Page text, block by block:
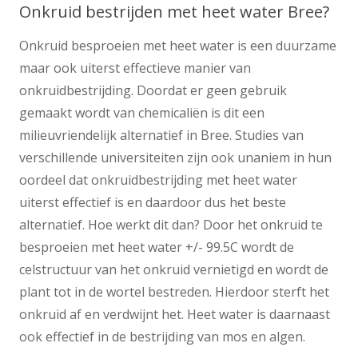
Onkruid bestrijden met heet water Bree?
Onkruid besproeien met heet water is een duurzame
maar ook uiterst effectieve manier van
onkruidbestrijding. Doordat er geen gebruik
gemaakt wordt van chemicaliën is dit een
milieuvriendelijk alternatief in Bree. Studies van
verschillende universiteiten zijn ook unaniem in hun
oordeel dat onkruidbestrijding met heet water
uiterst effectief is en daardoor dus het beste
alternatief. Hoe werkt dit dan? Door het onkruid te
besproeien met heet water +/- 99.5C wordt de
celstructuur van het onkruid vernietigd en wordt de
plant tot in de wortel bestreden. Hierdoor sterft het
onkruid af en verdwijnt het. Heet water is daarnaast
ook effectief in de bestrijding van mos en algen.